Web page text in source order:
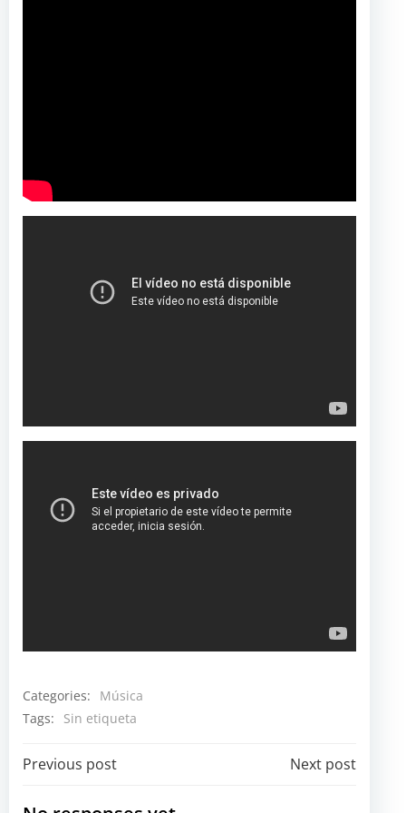
Categories:
Música
Tags:
Sin etiqueta
Navegación
Previous post
Navegación
Next post